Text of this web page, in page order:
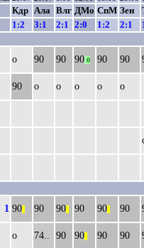
Кдр Ала Влг ДМо СпМ Зен
1:2
3:1 2:1 2:0 1:2 2:1
о 90 90 90 0 90 90
90 о о о о
о
1 90 90 90 90 90 90
о 74.. 90 90 90 90